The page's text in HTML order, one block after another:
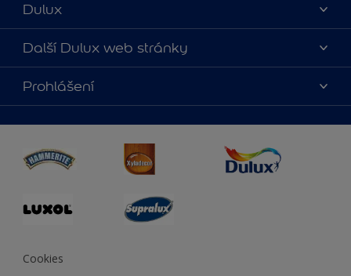
Dulux
O nás
Kontaktujte nás
Najít obchod
Další Dulux web stránky
duluxmalir.cz
duluxmaliar.sk
duluxprodejnabarev.cz
duluxpredajnafarieb.sk
Prohlášení
Cookies